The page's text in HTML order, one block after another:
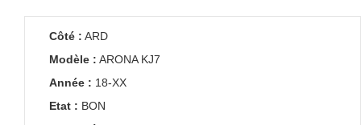
Côté : ARD
Modèle : ARONA KJ7
Année : 18-XX
Etat : BON